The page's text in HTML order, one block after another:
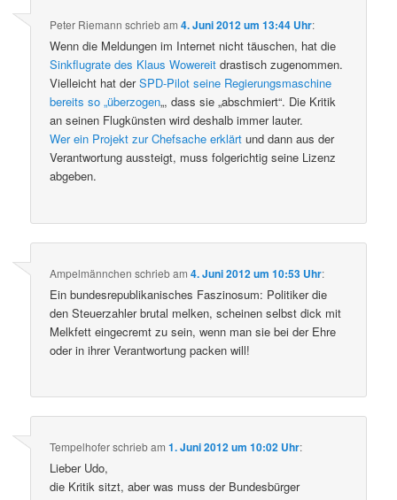
Peter Riemann schriebam4. Juni 2012 um 13:44 Uhr:
Wenn die Meldungen im Internet nicht täuschen, hat die
Sinkflugrate des Klaus Wowereit drastisch zugenommen.
Vielleicht hat derSPD-Pilot seine Regierungsmaschine
bereits so „überzogen„, dass sie „abschmiert“. Die Kritik
an seinen Flugkünsten wird deshalb immer lauter.
Wer ein Projekt zur Chefsache erklärt und dann aus der
Verantwortung aussteigt, muss folgerichtig seine Lizenz
abgeben.
Ampelmännchen schriebam4. Juni 2012 um 10:53 Uhr:
Ein bundesrepublikanisches Faszinosum: Politiker die
den Steuerzahler brutal melken, scheinen selbst dick mit
Melkfett eingecremt zu sein, wenn man sie bei der Ehre
oder in ihrer Verantwortung packen will!
Tempelhoferschriebam1. Juni 2012 um 10:02 Uhr:
Lieber Udo,
die Kritik sitzt, aber was muss der Bundesbürger